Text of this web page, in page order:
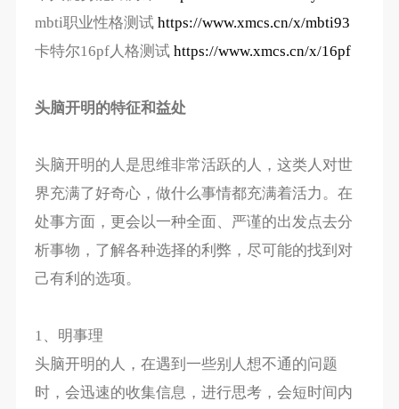
mbti职业性格测试 https://www.xmcs.cn/x/mbti93
卡特尔16pf人格测试 https://www.xmcs.cn/x/16pf
头脑开明的特征和益处
头脑开明的人是思维非常活跃的人，这类人对世
界充满了好奇心，做什么事情都充满着活力。在
处事方面，更会以一种全面、严谨的出发点去分
析事物，了解各种选择的利弊，尽可能的找到对
己有利的选项。
1、明事理
头脑开明的人，在遇到一些别人想不通的问题
时，会迅速的收集信息，进行思考，会短时间内